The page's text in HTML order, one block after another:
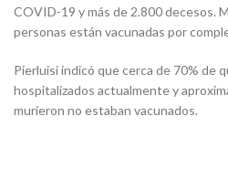
COVID-19 y más de 2.800 decesos.
personas están vacunadas por
Pierluisi indicó que cerca de 70% de
hospitalizados actualmente y
murieron no estaban vacunados.